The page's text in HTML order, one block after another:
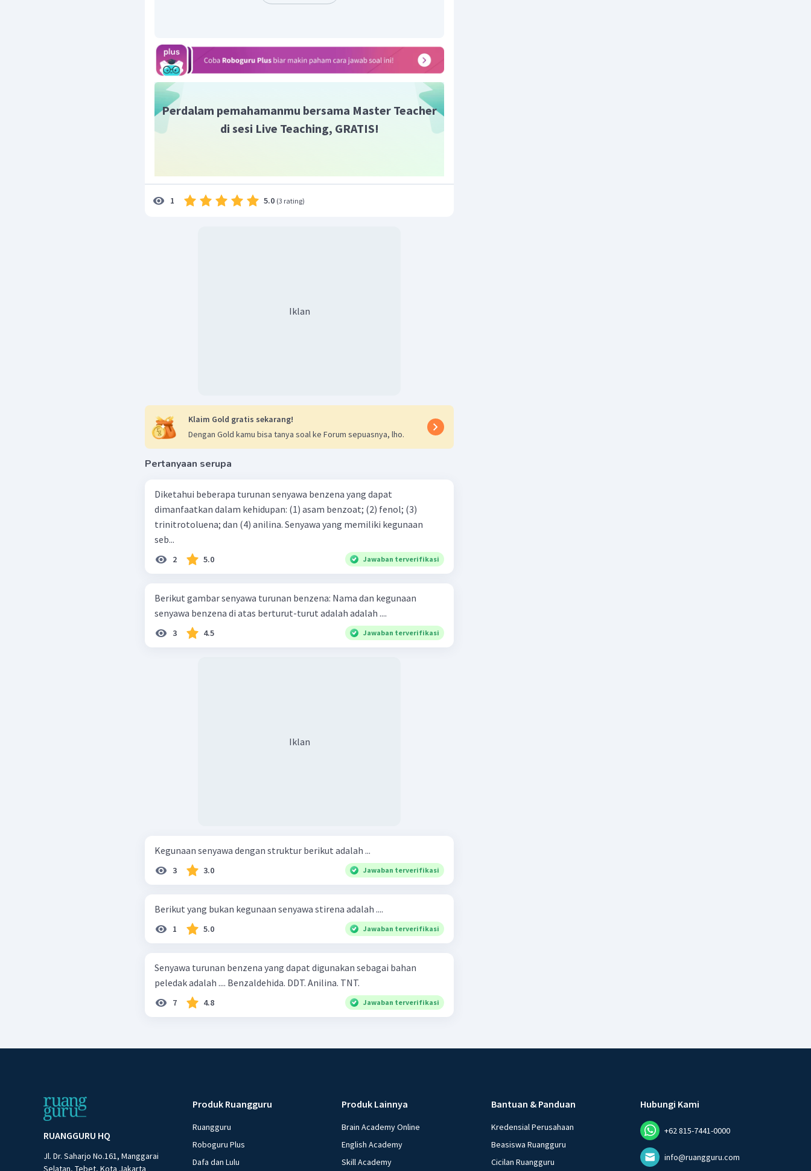
Perdalam pemahamanmu bersama Master Teacher
di sesi Live Teaching, GRATIS!
1 5.0 (3 rating)
Iklan
Klaim Gold gratis sekarang!
Dengan Gold kamu bisa tanya soal ke Forum sepuasnya, lho.
Pertanyaan serupa
Diketahui beberapa turunan senyawa benzena yang dapat
dimanfaatkan dalam kehidupan: (1) asam benzoat; (2) fenol; (3)
trinitrotoluena; dan (4) anilina. Senyawa yang memiliki kegunaan
seb...
2 5.0 Jawaban terverifikasi
Berikut gambar senyawa turunan benzena: Nama dan kegunaan
senyawa benzena di atas berturut-turut adalah adalah ....
3 4.5 Jawaban terverifikasi
Iklan
Kegunaan senyawa dengan struktur berikut adalah ...
3 3.0 Jawaban terverifikasi
Berikut yang bukan kegunaan senyawa stirena adalah ....
1 5.0 Jawaban terverifikasi
Senyawa turunan benzena yang dapat digunakan sebagai bahan
peledak adalah .... Benzaldehida. DDT. Anilina. TNT.
7 4.8 Jawaban terverifikasi
RUANGGURU HQ
Jl. Dr. Saharjo No.161, Manggarai
Selatan, Tebet, Kota Jakarta
Produk Ruangguru
Ruangguru
Roboguru Plus
Dafa dan Lulu
Produk Lainnya
Brain Academy Online
English Academy
Skill Academy
Bantuan & Panduan
Kredensial Perusahaan
Beasiswa Ruangguru
Cicilan Ruangguru
Hubungi Kami
+62 815-7441-0000
info@ruangguru.com